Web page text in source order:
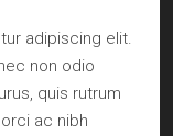
adipiscing elit.
non odio
quis rutrum
ac nibh